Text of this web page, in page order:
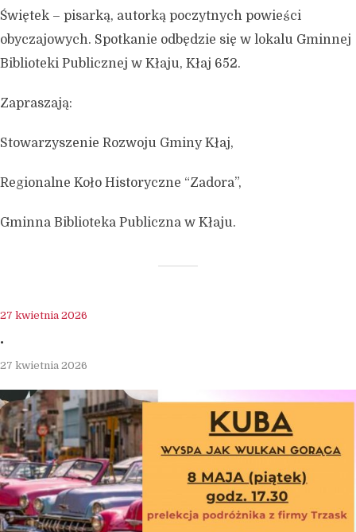
Świętek – pisarką, autorką poczytnych powieści
obyczajowych. Spotkanie odbędzie się w lokalu Gminnej
Biblioteki Publicznej w Kłaju, Kłaj 652.
Zapraszają:
Stowarzyszenie Rozwoju Gminy Kłaj,
Regionalne Koło Historyczne “Zadora”,
Gminna Biblioteka Publiczna w Kłaju.
27 kwietnia 2026
.
27 kwietnia 2026